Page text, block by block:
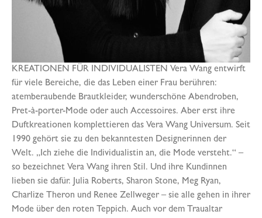
KREATIONEN FÜR INDIVIDUALISTEN Vera Wang entwirft
für viele Bereiche, die das Leben einer Frau berühren:
atemberaubende Brautkleider, wunderschöne Abendroben,
Pret-à-porter-Mode oder auch Accessoires. Aber erst ihre
Duftkreationen komplettieren das Vera Wang Universum. Seit
1990 gehört sie zu den bekanntesten Designerinnen der
Welt. „Ich ziehe die Individualistin an, die Mode versteht.“ –
so bezeichnet Vera Wang ihren Stil. Und ihre Kundinnen
lieben sie dafür. Julia Roberts, Sharon Stone, Meg Ryan,
Charlize Theron und Renee Zellweger – sie alle gehen in ihrer
Mode über den roten Teppich. Auch vor dem Traualtar